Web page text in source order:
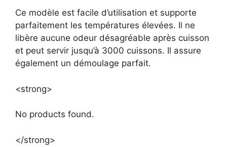
Ce modèle est facile d’utilisation et supporte
parfaitement les températures élevées. Il ne
libère aucune odeur désagréable après cuisson
et peut servir jusqu’à 3000 cuissons. Il assure
également un démoulage parfait.
<strong>
No products found.
</strong>